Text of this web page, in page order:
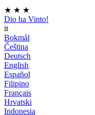
★ ★ ★
Dio ha Vinto!
it
Bokmål
Čeština
Deutsch
English
Español
Filipino
Français
Hrvatski
Indonesia